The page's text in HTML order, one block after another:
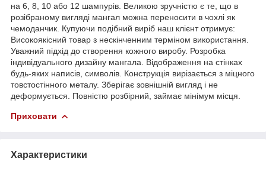
на 6, 8, 10 або 12 шампурів. Великою зручністю є те, що в
розібраному вигляді мангал можна переносити в чохлі як
чемоданчик. Купуючи подібний виріб наш клієнт отримує:
Високоякісний товар з нескінченним терміном використання.
Уважний підхід до створення кожного виробу. Розробка
індивідуального дизайну мангала. Відображення на стінках
будь-яких написів, символів. Конструкція вирізається з міцного
товстостінного металу. Зберігає зовнішній вигляд і не
деформується. Повністю розбірний, займає мінімум місця.
Приховати
Характеристики